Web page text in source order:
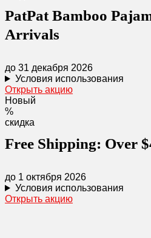
PatPat Bamboo
Arrivals
до 31 декабря 2026
Условия использования
Открыть акцию
Новый
%
скидка
Free Shipping: Over
до 1 октября 2026
Условия использования
Открыть акцию